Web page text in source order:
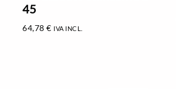
45
64,78€ IVA INCL.